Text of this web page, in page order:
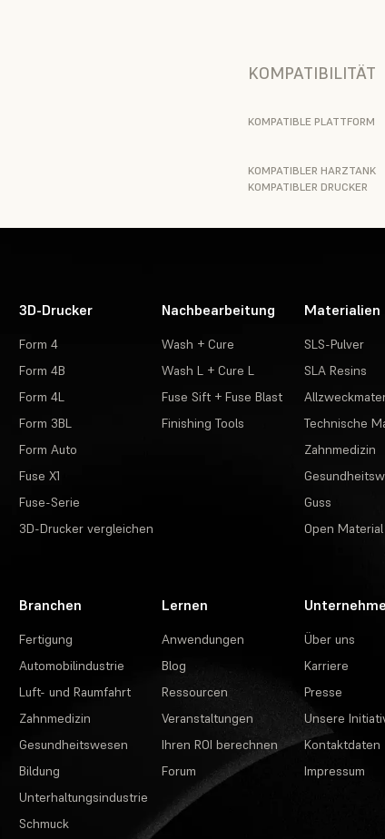
KOMPATIBILITÄT
KOMPATIBLE PLATTFORM
KOMPATIBLER HARZTANK
KOMPATIBLER DRUCKER
3D-Drucker
Form 4
Form 4B
Form 4L
Form 3BL
Form Auto
Fuse X1
Fuse-Serie
3D-Drucker vergleichen
Nachbearbeitung
Wash + Cure
Wash L + Cure L
Fuse Sift + Fuse Blast
Finishing Tools
Materialien
SLS-Pulver
SLA Resins
Technische
Zahnmedizin
Guss
Open
Branchen
Fertigung
Automobilindustrie
Luft- und Raumfahrt
Zahnmedizin
Gesundheitswesen
Bildung
Unterhaltungsindustrie
Schmuck
Lernen
Anwendungen
Blog
Ressourcen
Veranstaltungen
Ihren ROI berechnen
Forum
Über uns
Karriere
Presse
Unsere
Kontaktdaten
Impressum